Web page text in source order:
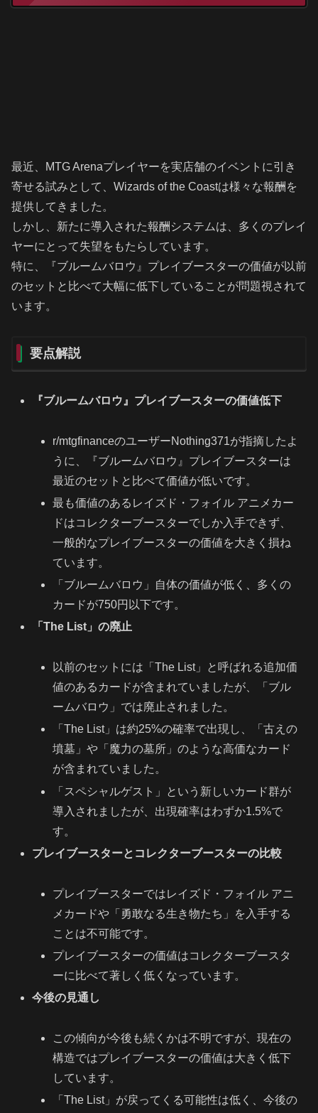
最近、MTG Arenaプレイヤーを実店舗のイベントに引き
寄せる試みとして、Wizards of the Coastは様々な報酬を
提供してきました。
しかし、新たに導入された報酬システムは、多くのプレイ
ヤーにとって失望をもたらしています。
特に、『ブルームバロウ』プレイブースターの価値が以前
のセットと比べて大幅に低下していることが問題視されて
います。
要点解説
『ブルームバロウ』プレイブースターの価値低下
r/mtgfinanceのユーザーNothing371が指摘したよ
うに、『ブルームバロウ』プレイブースターは
最近のセットと比べて価値が低いです。
最も価値のあるレイズド・フォイル アニメカー
ドはコレクターブースターでしか入手できず、
一般的なプレイブースターの価値を大きく損ね
ています。
「ブルームバロウ」自体の価値が低く、多くの
カードが750円以下です。
「The List」の廃止
以前のセットには「The List」と呼ばれる追加価
値のあるカードが含まれていましたが、「ブル
ームバロウ」では廃止されました。
「The List」は約25%の確率で出現し、「古えの
墳墓」や「魔力の墓所」のような高価なカード
が含まれていました。
「スペシャルゲスト」という新しいカード群が
導入されましたが、出現確率はわずか1.5%で
す。
プレイブースターとコレクターブースターの比較
プレイブースターではレイズド・フォイル アニ
メカードや「勇敢なる生き物たち」を入手する
ことは不可能です。
プレイブースターの価値はコレクターブースタ
ーに比べて著しく低くなっています。
今後の見通し
この傾向が今後も続くかは不明ですが、現在の
構造ではプレイブースターの価値は大きく低下
しています。
「The List」が戻ってくる可能性は低く、今後の